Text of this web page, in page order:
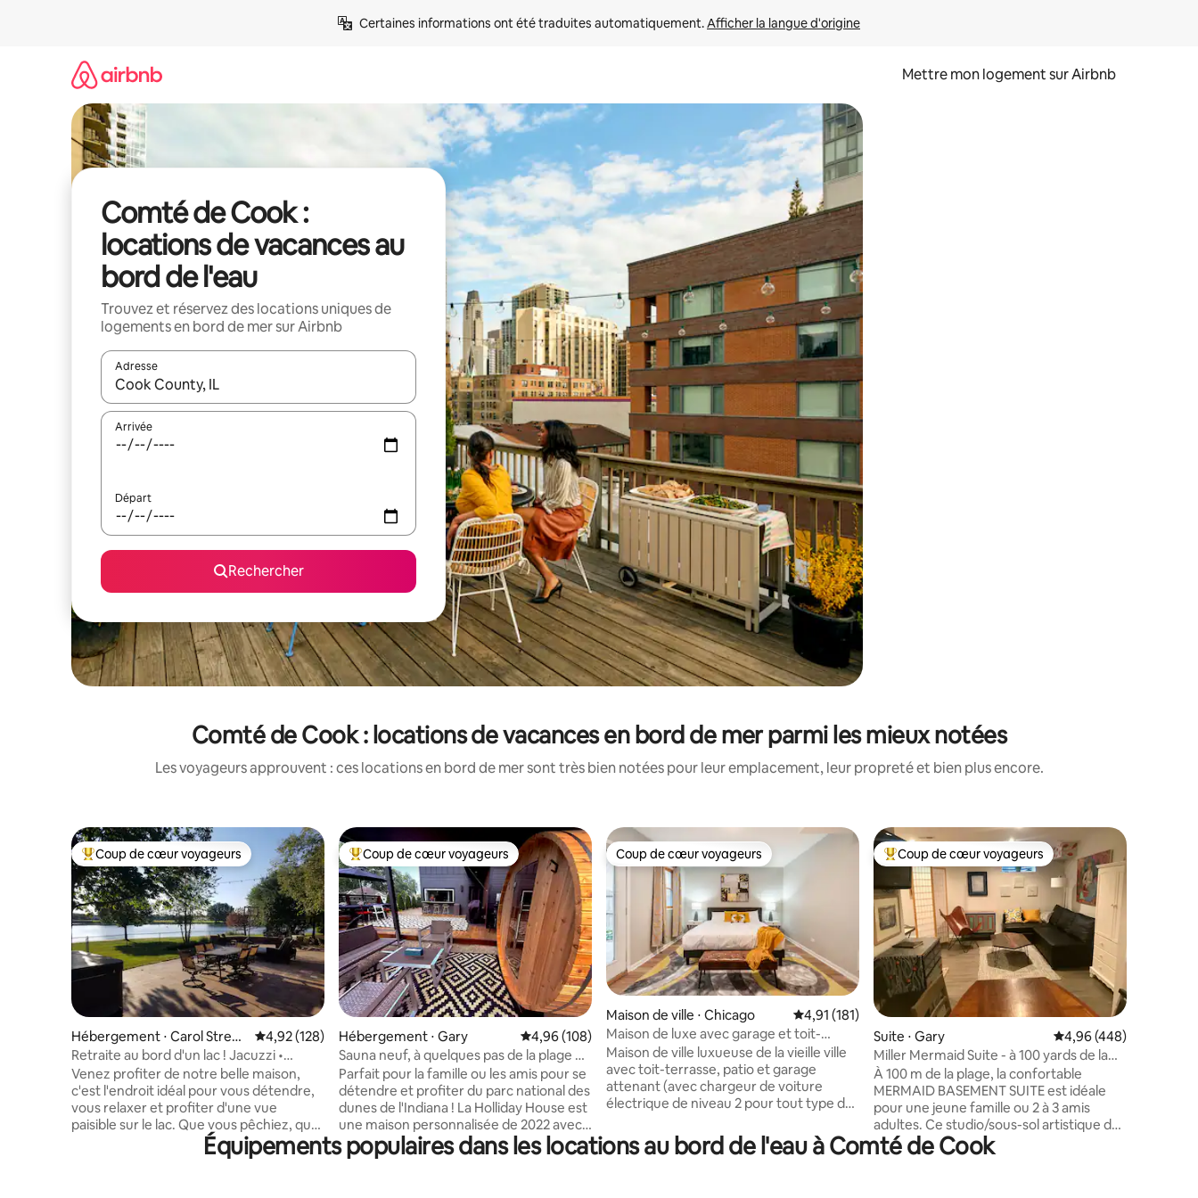
Certaines informations ont été traduites automatiquement. Afficher la langue d'origine
Mettre mon logement sur Airbnb
Comté de Cook :
locations de vacances au
bord de l'eau
Trouvez et réservez des locations uniques de
logements en bord de mer sur Airbnb
Adresse
Lorsque les résultats s'affichent, utilisez les flèches vers le haut et vers le bas pour les parcourir ou en appuyant et en faisant glisser.
Arrivée
Départ
Rechercher
Comté de Cook : locations de vacances en bord de mer parmi les mieux notées
Les voyageurs approuvent : ces locations en bord de mer sont très bien notées pour leur emplacement, leur propreté et bien plus encore.
Coups de cœur voyageurs les plus appréciés
Coup de cœur voyageurs
Hébergement ⋅ Carol Strea
m
Évaluation moyenne sur la base de 128 commentaires : 4,92 sur 5
4,92 (128)
Retraite au bord d'un lac ! Jacuzzi •
FirePit• Kayak• Pêche
Venez profiter de notre belle maison,
c'est l'endroit idéal pour vous détendre,
vous relaxer et profiter d'une vue
paisible sur le lac. Que vous pêchiez, que
vous vous détendiez dans le jacuzzi ou
que vous sirotiez un café sur la terrasse,
Coups de cœur voyageurs les plus appréciés
Coup de cœur voyageurs
Hébergement ⋅ Gary Évaluation moyenne sur la base de 108 commentaires : 4,96 sur 5
4,96 (108)
Sauna neuf, à quelques pas de la plage et
du parc national
Parfait pour la famille ou les amis pour se
détendre et profiter du parc national des
dunes de l'Indiana ! La Holliday House est
une maison personnalisée de 2022 avec
vue sur le lac et un sentier de plage à
quelques pas de la porte d'entrée ! Ce
Coup de cœur voyageurs
Coup de cœur voyageurs
Maison de ville ⋅ Chicago Évaluation moyenne sur la base de 181 commentaires : 4,91 sur 5
4,91 (181)
Maison de luxe avec garage et toit-
terrasse dans le Vieux-Cité/Lincoln Park
Maison de ville luxueuse de la vieille ville
avec toit-terrasse, patio et garage
attenant (avec chargeur de voiture
électrique de niveau 2 pour tout type de
large permet d'avoir 4 grandes
chambres et 2,5 salles de bain réparties
Coups de cœur voyageurs les plus appréciés
Coup de cœur voyageurs
Suite ⋅ Gary Évaluation moyenne
4,96 (448)
Miller Mermaid Suite - à 100 yards de la
plage !
À 100 m de la plage, la confortable
MERMAID BASEMENT SUITE est idéale
pour une jeune famille ou 2 à 3 amis
adultes. Ce studio/sous-sol artistique de
37 m² comprend : une entrée privée, une
kitchenette, des œuvres d'art uniques et
Équipements populaires dans les locations au bord de l'eau à Comté de Cook